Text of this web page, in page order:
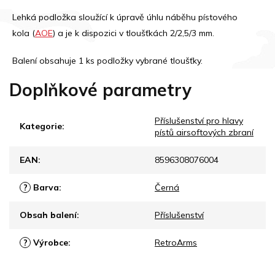
Lehká podložka sloužící k úpravě úhlu náběhu pístového
kola (AOE) a je k dispozici v tloušťkách 2/2,5/3 mm.
Balení obsahuje 1 ks podložky vybrané tloušťky.
Doplňkové parametry
Kategorie:
Příslušenství pro hlavy
pístů airsoftových zbraní
EAN: 8596308076004
? Barva: Černá
Obsah balení: Příslušenství
? Výrobce: RetroArms